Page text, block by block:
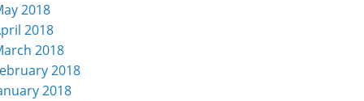
2018
2018
2018
2018
2018